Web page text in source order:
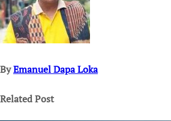
ByEmanuel Dapa Loka
Related Post